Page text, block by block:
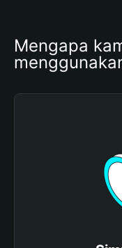
Mengapa